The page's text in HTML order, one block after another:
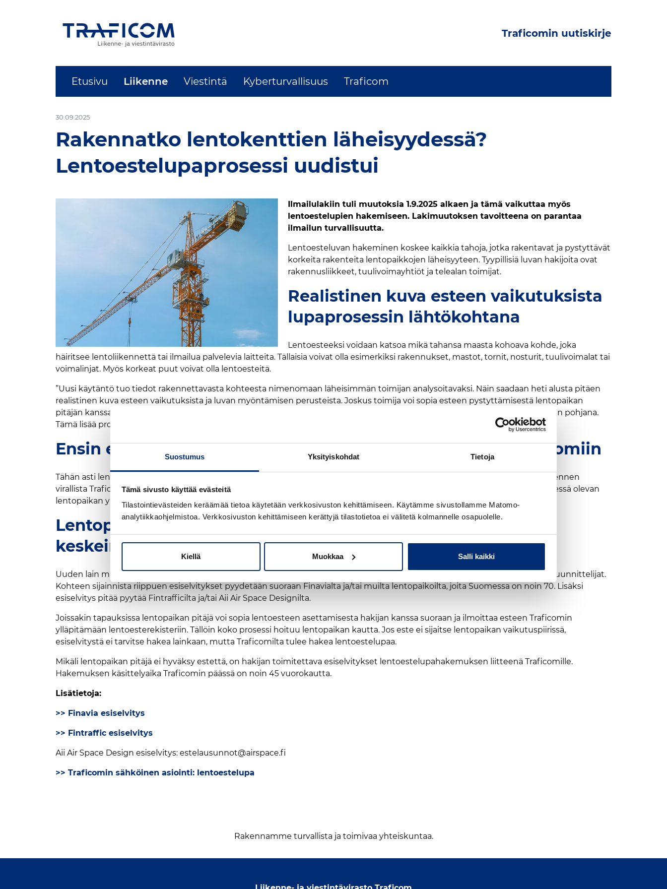
Suostumus Yksityiskohdat Tietoja
Tämä sivusto käyttää evästeitä
Tilastointievästeiden keräämää tietoa käytetään verkkosivuston kehittämiseen. Käytämme sivustollamme Matomo-
analytiikkaohjelmistoa. Verkkosivuston kehittämiseen kerättyjä tilastotietoa ei välitetä kolmannelle osapuolelle.
Kiellä Muokkaa Salli kaikki
Traficomin uutiskirje
Etusivu Liikenne Viestintä Kyberturvallisuus Traficom
30.09.2025
Rakennatko lentokenttien läheisyydessä?
Lentoestelupaprosessi uudistui
Ilmailulakiin tuli muutoksia 1.9.2025 alkaen ja tämä vaikuttaa myös
lentoestelupien hakemiseen. Lakimuutoksen tavoitteena on parantaa
ilmailun turvallisuutta.
Lentoesteluvan hakeminen koskee kaikkia tahoja, jotka rakentavat ja pystyttävät
korkeita rakenteita lentopaikkojen läheisyyteen. Tyypillisiä luvan hakijoita ovat
rakennusliikkeet, tuulivoimayhtiöt ja telealan toimijat.
Realistinen kuva esteen vaikutuksista
lupaprosessin lähtökohtana
Lentoesteeksi voidaan katsoa mikä tahansa maasta kohoava kohde, joka
häiritsee lentoliikennettä tai ilmailua palvelevia laitteita. Tällaisia voivat olla esimerkiksi rakennukset, mastot, tornit, nosturit, tuulivoimalat tai
voimalinjat. Myös korkeat puut voivat olla lentoesteitä.
”Uusi käytäntö tuo tiedot rakennettavasta kohteesta nimenomaan läheisimmän toimijan analysoitavaksi. Näin saadaan heti alusta pitäen
realistinen kuva esteen vaikutuksista ja luvan myöntämisen perusteista. Joskus toimija voi sopia esteen pystyttämisestä lentopaikan
pitäjän kanssa suoraan, pääosassa tapauksista taas esiselvitykset toimivat Traficomille toimitettavan lentoestelupahakemuksen pohjana.
Tämä lisää prosessiin joustavuutta ja läpinäkyvyyttä”, korostaa yksikönpäällikkö
Ensin esiselvitys – vasta sitten lentoestelupahakemus Traficomiin
Tähän asti lentoestelupahakemus on tehty suoraan Traficomille. Lentoesteluvan hakuprosessi muuttui 1.9. alkaen: hakijan on ennen
virallista Traficomille toimitettavaa lupahakemusta pyydettävä Suomessa toimivien lentomenetelmäsuunnittelijoiden ja kyseessä olevan
lentopaikan ylläpitäjän selvitykset esteen vaikutuksista. Nämä tahot voivat myös periä selvityksistä kohtuullisen korvauksen.
Lentopaikkojen pitäjillä ja lentomenetelmäsuunnittelijoilla
keskeinen rooli
Uuden lain mukaan ensimmäisenä kontaktipintana lentoestelupaprosessissa ovat lentopaikkojen pitäjät ja lentomenetelmäsuunnittelijat.
Kohteen sijainnista riippuen esiselvitykset pyydetään suoraan Finavialta ja/tai muilta lentopaikoilta, joita Suomessa on noin 70. Lisäksi
esiselvitys pitää pyytää Fintrafficilta ja/tai Aii Air Space Designilta.
Joissakin tapauksissa lentopaikan pitäjä voi sopia lentoesteen asettamisesta hakijan kanssa suoraan ja ilmoittaa esteen Traficomin
ylläpitämään lentoesterekisteriin. Tällöin koko prosessi hoituu lentopaikan kautta. Jos este ei sijaitse lentopaikan vaikutuspiirissä,
esiselvitystä ei tarvitse hakea lainkaan, mutta Traficomilta tulee hakea lentoestelupaa.
Mikäli lentopaikan pitäjä ei hyväksy estettä, on hakijan toimitettava esiselvitykset lentoestelupahakemuksen liitteenä Traficomille.
Hakemuksen käsittelyaika Traficomin päässä on noin 45 vuorokautta.
Lisätietoja:
>> Finavia esiselvitys
>> Fintraffic esiselvitys
Aii Air Space Design esiselvitys: estelausunnot@airspace.fi
>> Traficomin sähköinen asiointi: lentoestelupa
Rakennamme turvallista ja toimivaa yhteiskuntaa.